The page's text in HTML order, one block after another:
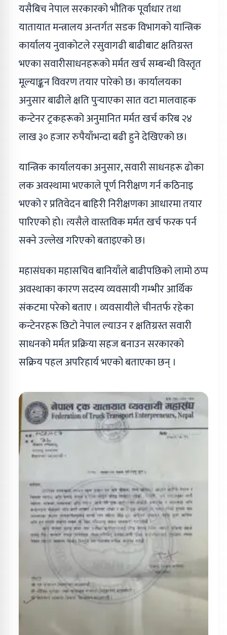
यसैबिच नेपाल सरकारको भौतिक पूर्वाधार तथा
यातायात मन्त्रालय अन्तर्गत सडक विभागको यान्त्रिक
कार्यालय नुवाकोटले रसुवागढी बाढीबाट क्षतिग्रस्त
भएका सवारीसाधनहरूको मर्मत खर्च सम्बन्धी विस्तृत
मूल्याङ्कन विवरण तयार पारेको छ। कार्यालयका
अनुसार बाढीले क्षति पुर्‍याएका सात वटा मालवाहक
कन्टेनर ट्रकहरूको अनुमानित मर्मत खर्च करिब २४
लाख ३० हजार रुपैयाँभन्दा बढी हुने देखिएको छ।
यान्त्रिक कार्यालयका अनुसार, सवारी साधनहरू ढोका
लक अवस्थामा भएकाले पूर्ण निरीक्षण गर्न कठिनाइ
भएको र प्रतिवेदन बाहिरी निरीक्षणका आधारमा तयार
पारिएको हो। त्यसैले वास्तविक मर्मत खर्च फरक पर्न
सक्ने उल्लेख गरिएको बताइएको छ।
महासंघका महासचिव बानियाँले बाढीपछिको लामो ठप्प
अवस्थाका कारण सदस्य व्यवसायी गम्भीर आर्थिक
संकटमा परेको बताए । व्यवसायीले चीनतर्फ रहेका
कन्टेनरहरू छिटो नेपाल ल्याउन र क्षतिग्रस्त सवारी
साधनको मर्मत प्रक्रिया सहज बनाउन सरकारको
सक्रिय पहल अपरिहार्य भएको बताएका छन् ।